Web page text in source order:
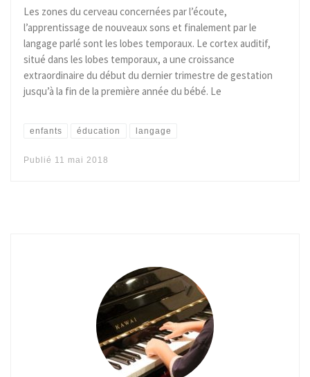
Les zones du cerveau concernées par l’écoute,
l’apprentissage de nouveaux sons et finalement par le
langage parlé sont les lobes temporaux. Le cortex auditif,
situé dans les lobes temporaux, a une croissance
extraordinaire du début du dernier trimestre de gestation
jusqu’à la fin de la première année du bébé. Le
enfants éducation langage
Publié 11 mai 2018